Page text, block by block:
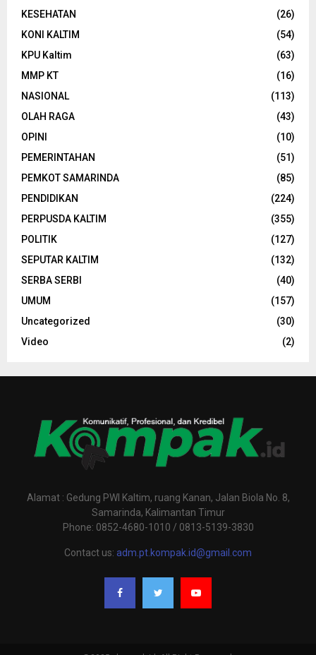
KESEHATAN
(26)
KONI KALTIM
(54)
KPU Kaltim
(63)
MMP KT
(16)
NASIONAL
(113)
OLAH RAGA
(43)
OPINI
(10)
PEMERINTAHAN
(51)
PEMKOT SAMARINDA
(85)
PENDIDIKAN
(224)
PERPUSDA KALTIM
(355)
POLITIK
(127)
SEPUTAR KALTIM
(132)
SERBA SERBI
(40)
UMUM
(157)
Uncategorized
(30)
Video
(2)
Alamat : Gedung PWI Kaltim, ruang Kanan, Jalan Biola No. 8,
Samarinda, Kalimantan Timur
Phone: 0852-4680-1010 / 0813-5139-3830
Contact us: adm.pt.kompak.id@gmail.com